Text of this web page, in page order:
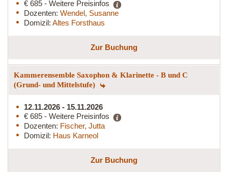
€ 685 - Weitere Preisinfos
Dozenten: Wendel, Susanne
Domizil: Altes Forsthaus
Zur Buchung
Kammerensemble Saxophon & Klarinette - B und C
(Grund- und Mittelstufe)
12.11.2026 - 15.11.2026
€ 685 - Weitere Preisinfos
Dozenten: Fischer, Jutta
Domizil: Haus Karneol
Zur Buchung